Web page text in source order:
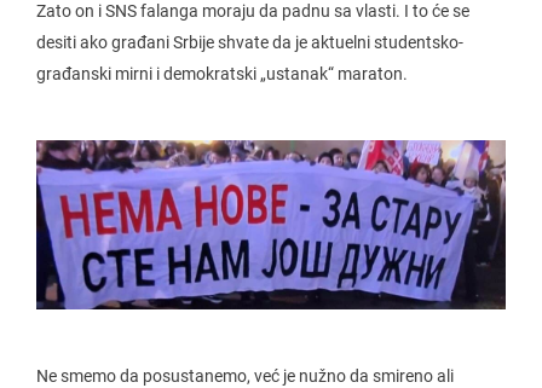
Zato on i SNS falanga moraju da padnu sa vlasti. I to će se
desiti ako građani Srbije shvate da je aktuelni studentsko-
građanski mirni i demokratski „ustanak“ maraton.
Ne smemo da posustanemo, već je nužno da smireno ali